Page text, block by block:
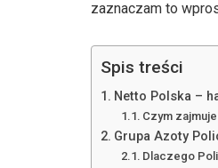
zaznaczam to
Spis treści
Netto Polska –
Czym
Grupa Azoty
Dlaczego